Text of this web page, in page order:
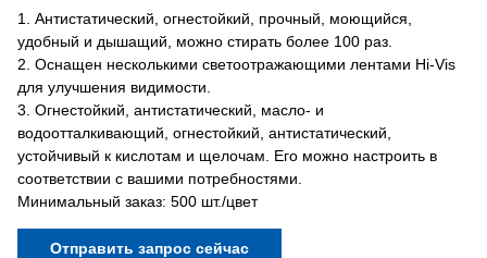
1. Антистатический, огнестойкий, прочный, моющийся,
удобный и дышащий, можно стирать более 100 раз.
2. Оснащен несколькими светоотражающими лентами Hi-Vis
для улучшения видимости.
3. Огнестойкий, антистатический, масло- и
водоотталкивающий, огнестойкий, антистатический,
устойчивый к кислотам и щелочам. Его можно настроить в
соответствии с вашими потребностями.
Минимальный заказ: 500 шт./цвет
Отправить запрос сейчас